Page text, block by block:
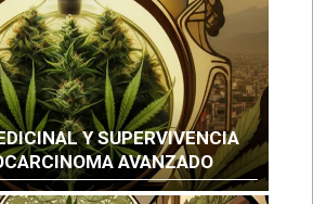
Y SUPERVIVENCIA
AVANZADO